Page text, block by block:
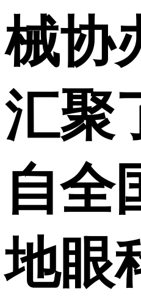
械协
汇聚
自全
地眼